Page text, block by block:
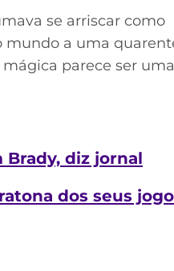
se arriscar como
mundo a uma
parece ser
diz jornal
dos seus